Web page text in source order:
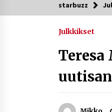
starbuzz
Julkkikset